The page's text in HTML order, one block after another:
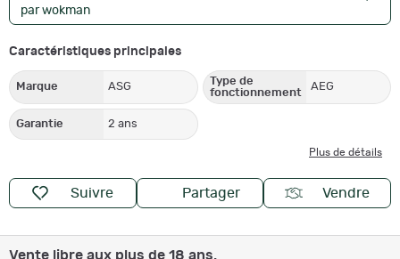
par wokman
Caractéristiques principales
Marque ASG
Type de
fonctionnement
AEG
Garantie 2 ans
Plus de détails
Suivre Partager Vendre
Vente libre aux plus de 18 ans.